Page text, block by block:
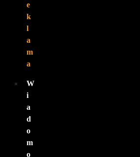
e
k
l
a
m
a
W
i
a
d
o
m
o